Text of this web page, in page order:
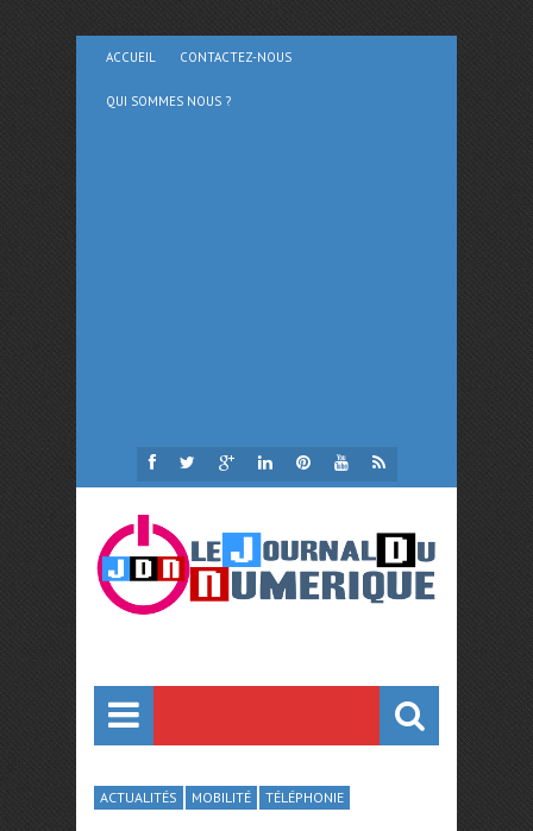
ACCUEIL CONTACTEZ-NOUS
QUI SOMMES NOUS ?
ACTUALITÉS MOBILITÉ TÉLÉPHONIE